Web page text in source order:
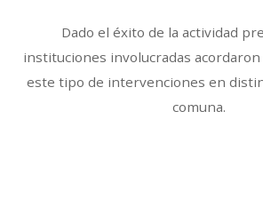
Dado el éxito de la actividad
instituciones involucradas
este tipo de intervenciones en
comuna.